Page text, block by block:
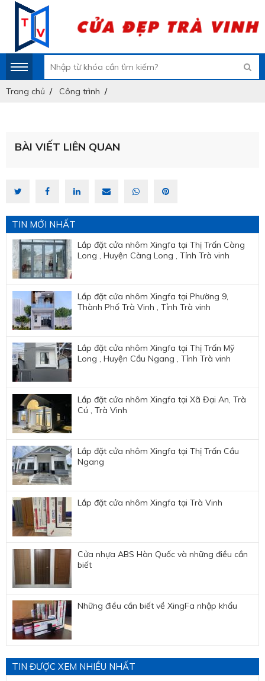
Trang chủ Công trình
BÀI VIẾT LIÊN QUAN
TIN MỚI NHẤT
Lắp đặt cửa nhôm Xingfa tại Thị Trấn Càng
Long , Huyện Càng Long , Tỉnh Trà vinh
Lắp đặt cửa nhôm Xingfa tại Phường 9,
Thành Phố Trà Vinh , Tỉnh Trà vinh
Lắp đặt cửa nhôm Xingfa tại Thị Trấn Mỹ
Long , Huyện Cầu Ngang , Tỉnh Trà vinh
Lắp đặt cửa nhôm Xingfa tại Xã Đại An, Trà
Cú , Trà Vinh
Lắp đặt cửa nhôm Xingfa tại Thị Trấn Cầu
Ngang
Lắp đặt cửa nhôm Xingfa tại Trà Vinh
Cửa nhựa ABS Hàn Quốc và những điều cần
biết
Những điều cần biết về XingFa nhập khẩu
TIN ĐƯỢC XEM NHIỀU NHẤT
Đăng ký tư vấn trực tiếp 24/7:
0989877275